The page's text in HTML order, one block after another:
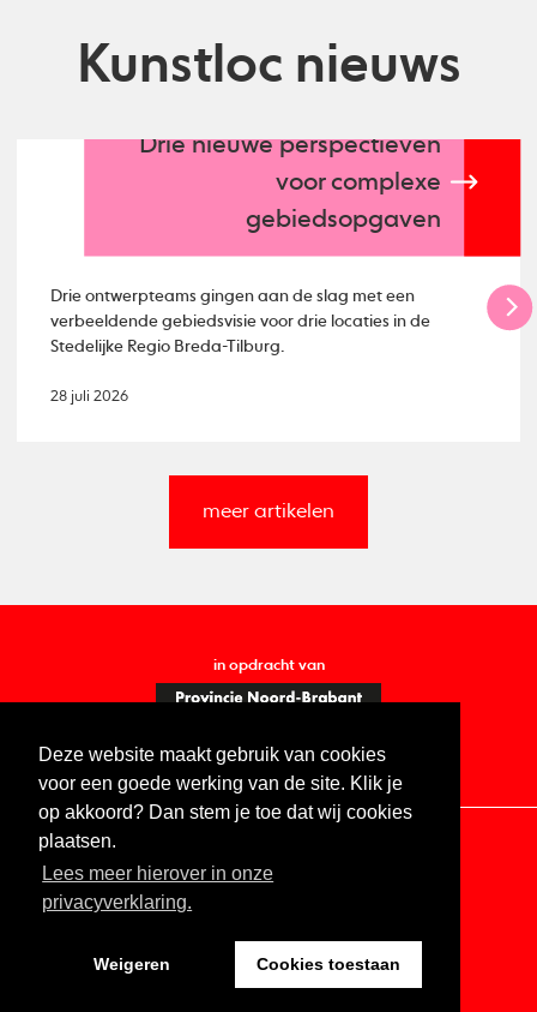
Deze website maakt gebruik van cookies
voor een goede werking van de site. Klik je
op akkoord? Dan stem je toe dat wij cookies
plaatsen.
Lees meer hierover in onze
privacyverklaring.
Weigeren Cookies toestaan
Kunstloc nieuws
Drie nieuwe perspectieven
voor complexe
gebiedsopgaven
Drie ontwerpteams gingen aan de slag met een
verbeeldende gebiedsvisie voor drie locaties in de
Stedelijke Regio Breda-Tilburg.
28 juli 2026
meer artikelen
in opdracht van
Contact Vacatures ANBI
Digitale toegankelijkheid